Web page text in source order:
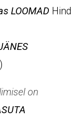
LOOMAD Hind
on